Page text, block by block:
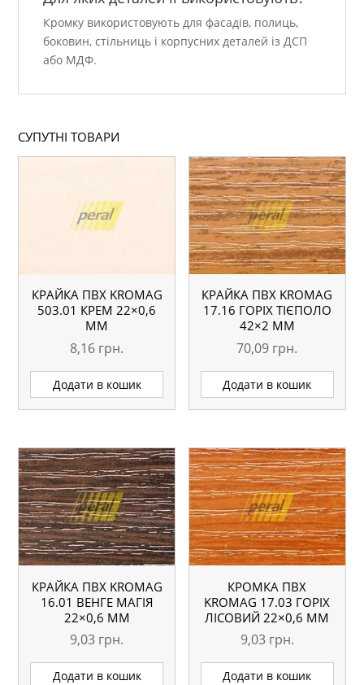
Кромку використовують для фасадів, полиць,
боковин, стільниць і корпусних деталей із ДСП
або МДФ.
СУПУТНІ ТОВАРИ
КРАЙКА ПВХ KROMAG
503.01 КРЕМ 22×0,6
ММ
8,16 грн.
Додати в кошик
КРАЙКА ПВХ KROMAG
17.16 ГОРІХ ТІЄПОЛО
42×2 ММ
70,09 грн.
Додати в кошик
КРАЙКА ПВХ KROMAG
16.01 ВЕНГЕ МАГІЯ
22×0,6 ММ
9,03 грн.
Додати в кошик
КРОМКА ПВХ
KROMAG 17.03 ГОРІХ
ЛІСОВИЙ 22×0,6 ММ
9,03 грн.
Додати в кошик